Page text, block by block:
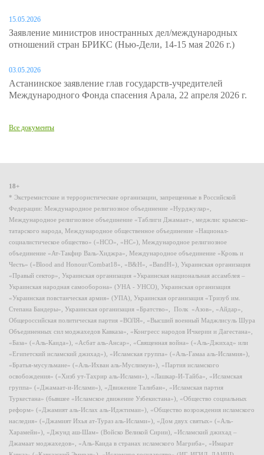
15.05.2026
Заявление министров иностранных дел/международных
отношений стран БРИКС (Нью-Дели, 14-15 мая 2026 г.)
03.05.2026
Астанинское заявление глав государств-учредителей
Международного Фонда спасения Арала, 22 апреля 2026 г.
Все документы
18+
* Экстремистские и террористические организации, запрещенные в Российской
Федерации: Международное религиозное объединение «Нурджулар»,
Международное религиозное объединение «Таблиги Джамаат», меджлис крымско-
татарского народа, Международное общественное объединение «Национал-
социалистическое общество» («НСО», «НС»), Международное религиозное
объединение «Ат-Такфир Валь-Хиджра», Международное объединение «Кровь и
Честь» («Blood and Honour/Combat18», «B&H», «BandH»), Украинская организация
«Правый сектор», Украинская организация «Украинская национальная ассамблея –
Украинская народная самооборона» (УНА - УНСО), Украинская организация
«Украинская повстанческая армия» (УПА), Украинская организация «Тризуб им.
Степана Бандеры», Украинская организация «Братство», Полк «Азов», «Айдар»,
Общероссийская политическая партия «ВОЛЯ», «Высший военный Маджлисуль Шура
Объединенных сил моджахедов Кавказа», «Конгресс народов Ичкерии и Дагестана»,
«База» («Аль-Каида»), «Асбат аль-Ансар», «Священная война» («Аль-Джихад» или
«Египетский исламский джихад»), «Исламская группа» («Аль-Гамаа аль-Исламия»),
«Братья-мусульмане» («Аль-Ихван аль-Муслимун»), «Партия исламского
освобождения» («Хизб ут-Тахрир аль-Ислами»), «Лашкар-И-Тайба», «Исламская
группа» («Джамаат-и-Ислами»), «Движение Талибан», «Исламская партия
Туркестана» (бывшее «Исламское движение Узбекистана»), «Общество социальных
реформ» («Джамият аль-Ислах аль-Иджтимаи»), «Общество возрождения исламского
наследия» («Джамият Ихья ат-Тураз аль-Ислами»), «Дом двух святых» («Аль-
Харамейн»), «Джунд аш-Шам» (Войско Великой Сирии), «Исламский джихад –
Джамаат моджахедов», «Аль-Каида в странах исламского Магриба», «Имарат